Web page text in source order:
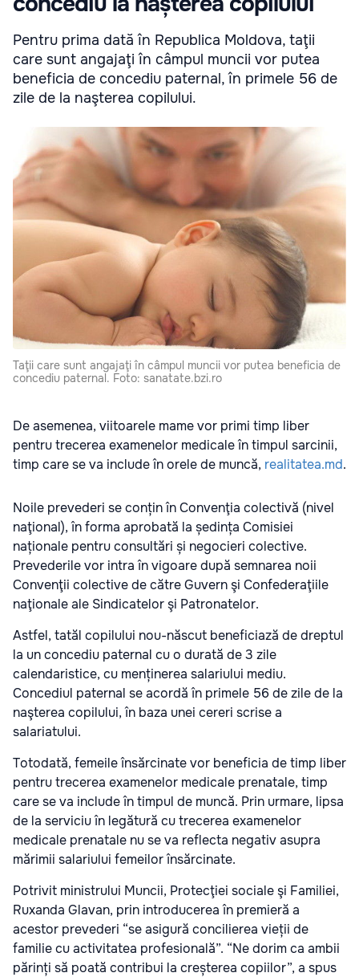
Pentru prima dată în Republica Moldova, taţii
care sunt angajaţi în câmpul muncii vor putea
beneficia de concediu paternal, în primele 56 de
zile de la naşterea copilului.
Taţii care sunt angajaţi în câmpul muncii vor putea beneficia de
concediu paternal. Foto: sanatate.bzi.ro
De asemenea, viitoarele mame vor primi timp liber
pentru trecerea examenelor medicale în timpul sarcinii,
timp care se va include în orele de muncă, realitatea.md.
Noile prevederi se conțin în Convenţia colectivă (nivel
naţional), în forma aprobată la ședința Comisiei
naționale pentru consultări și negocieri colective.
Prevederile vor intra în vigoare după semnarea noii
Convenţii colective de către Guvern şi Confederaţiile
naţionale ale Sindicatelor şi Patronatelor.
Astfel, tatăl copilului nou-născut beneficiază de dreptul
la un concediu paternal cu o durată de 3 zile
calendaristice, cu menținerea salariului mediu.
Concediul paternal se acordă în primele 56 de zile de la
naşterea copilului, în baza unei cereri scrise a
salariatului.
Totodată, femeile însărcinate vor beneficia de timp liber
pentru trecerea examenelor medicale prenatale, timp
care se va include în timpul de muncă. Prin urmare, lipsa
de la serviciu în legătură cu trecerea examenelor
medicale prenatale nu se va reflecta negativ asupra
mărimii salariului femeilor însărcinate.
Potrivit ministrului Muncii, Protecţiei sociale şi Familiei,
Ruxanda Glavan, prin introducerea în premieră a
acestor prevederi “se asigură concilierea vieții de
familie cu activitatea profesională”. “Ne dorim ca ambii
părinți să poată contribui la creșterea copiilor”, a spus